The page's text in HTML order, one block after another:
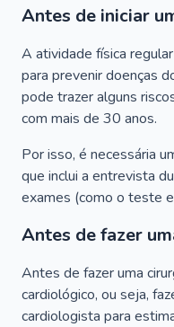
Antes de iniciar
A atividade física
para prevenir doenças
pode trazer alguns
com mais de 30 anos.
Por isso, é necessária
que inclui a entrevista
exames (como o teste
Antes de fazer
Antes de fazer uma
cardiológico, ou seja,
cardiologista para